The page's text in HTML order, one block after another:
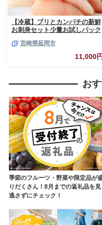
【冷蔵】ブリとカンパチの新鮮
お刺身セット少量お試しパック
宮崎県延岡市
11,000円
お
季節のフルーツ・野菜や限定品が
りだくさん！8月までの返礼品を見
逃さずにチェック！